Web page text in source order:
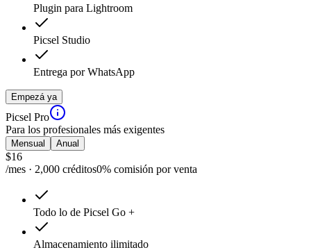
Plugin para Lightroom
Picsel Studio
Entrega por WhatsApp
Empezá ya
Picsel Pro
Para los profesionales más exigentes
Mensual Anual
$16
/mes · 2,000 créditos0% comisión por venta
Todo lo de Picsel Go +
Almacenamiento ilimitado